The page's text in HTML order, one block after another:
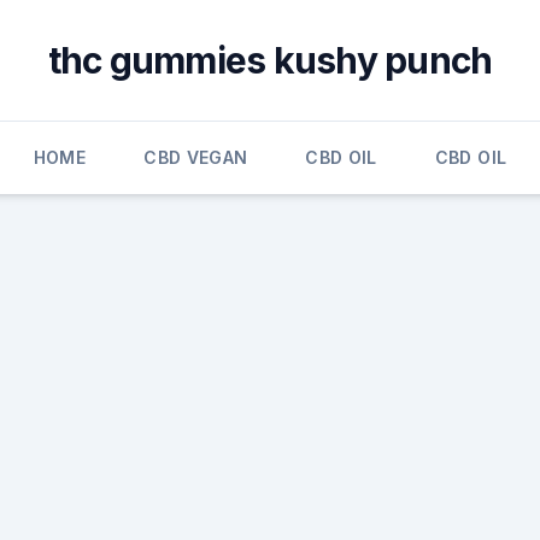
thc gummies kushy punch
HOME CBD VEGAN CBD OIL CBD OIL